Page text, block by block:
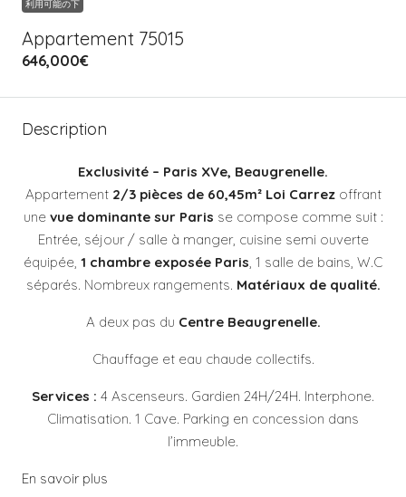
利用可能の下
Appartement 75015
646,000€
Description
Exclusivité – Paris XVe, Beaugrenelle.
Appartement 2/3 pièces de 60,45m² Loi Carrez offrant
unevue dominante sur Paris se compose comme suit :
Entrée, séjour / salle à manger, cuisine semi ouverte
équipée, 1 chambre exposée Paris , 1 salle de bains, W.C
séparés. Nombreux rangements. Matériaux de qualité.
A deux pas du Centre Beaugrenelle.
Chauffage et eau chaude collectifs.
Services : 4 Ascenseurs. Gardien 24H/24H. Interphone.
Climatisation. 1 Cave. Parking en concession dans
l’immeuble.
En savoir plus